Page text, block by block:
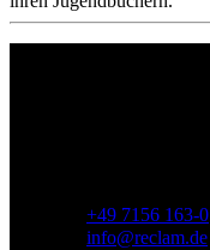
+49 7156 163-0
info@reclam.de